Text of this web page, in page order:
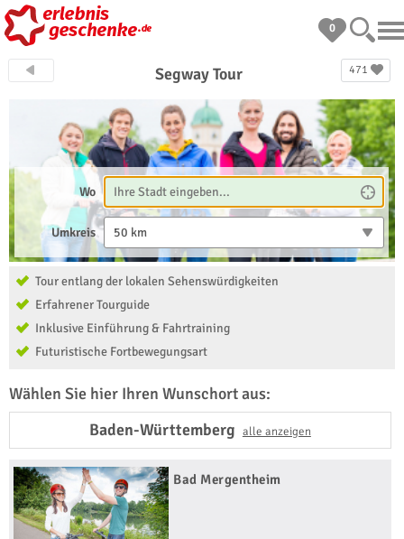
0
471
Segway Tour
Wo
Umkreis 50 km
Tour entlang der lokalen Sehenswürdigkeiten
Erfahrener Tourguide
Inklusive Einführung & Fahrtraining
Futuristische Fortbewegungsart
Wählen Sie hier Ihren Wunschort aus:
Baden-Württemberg alle anzeigen
Bad Mergentheim